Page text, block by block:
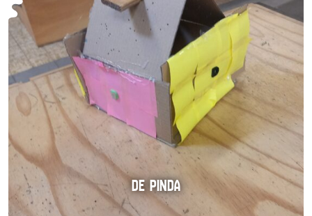
DE PINDA